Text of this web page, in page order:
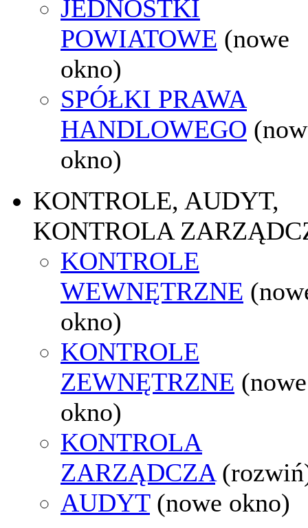
JEDNOSTKI
POWIATOWE (nowe
okno)
SPÓŁKI PRAWA
HANDLOWEGO
okno)
KONTROLE, AUDYT,
KONTROLA
KONTROLE
WEWNĘTRZNE
okno)
KONTROLE
ZEWNĘTRZNE (nowe
okno)
KONTROLA
ZARZĄDCZA
AUDYT (nowe okno)